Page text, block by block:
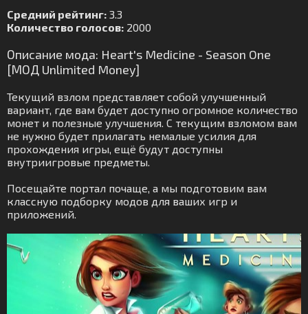
Средний рейтинг: 3.3
Количество голосов: 2000
Описание мода: Heart's Medicine - Season One
[МОД Unlimited Money]
Текущий взлом представляет собой улучшенный
вариант, где вам будет доступно огромное количество
монет и полезные улучшения. С текущим взломом вам
не нужно будет прилагать немалые усилия для
прохождения игры, ещё будут доступны
внутриигровые предметы.
Посещайте портал почаще, а мы подготовим вам
классную подборку модов для ваших игр и
приложений.